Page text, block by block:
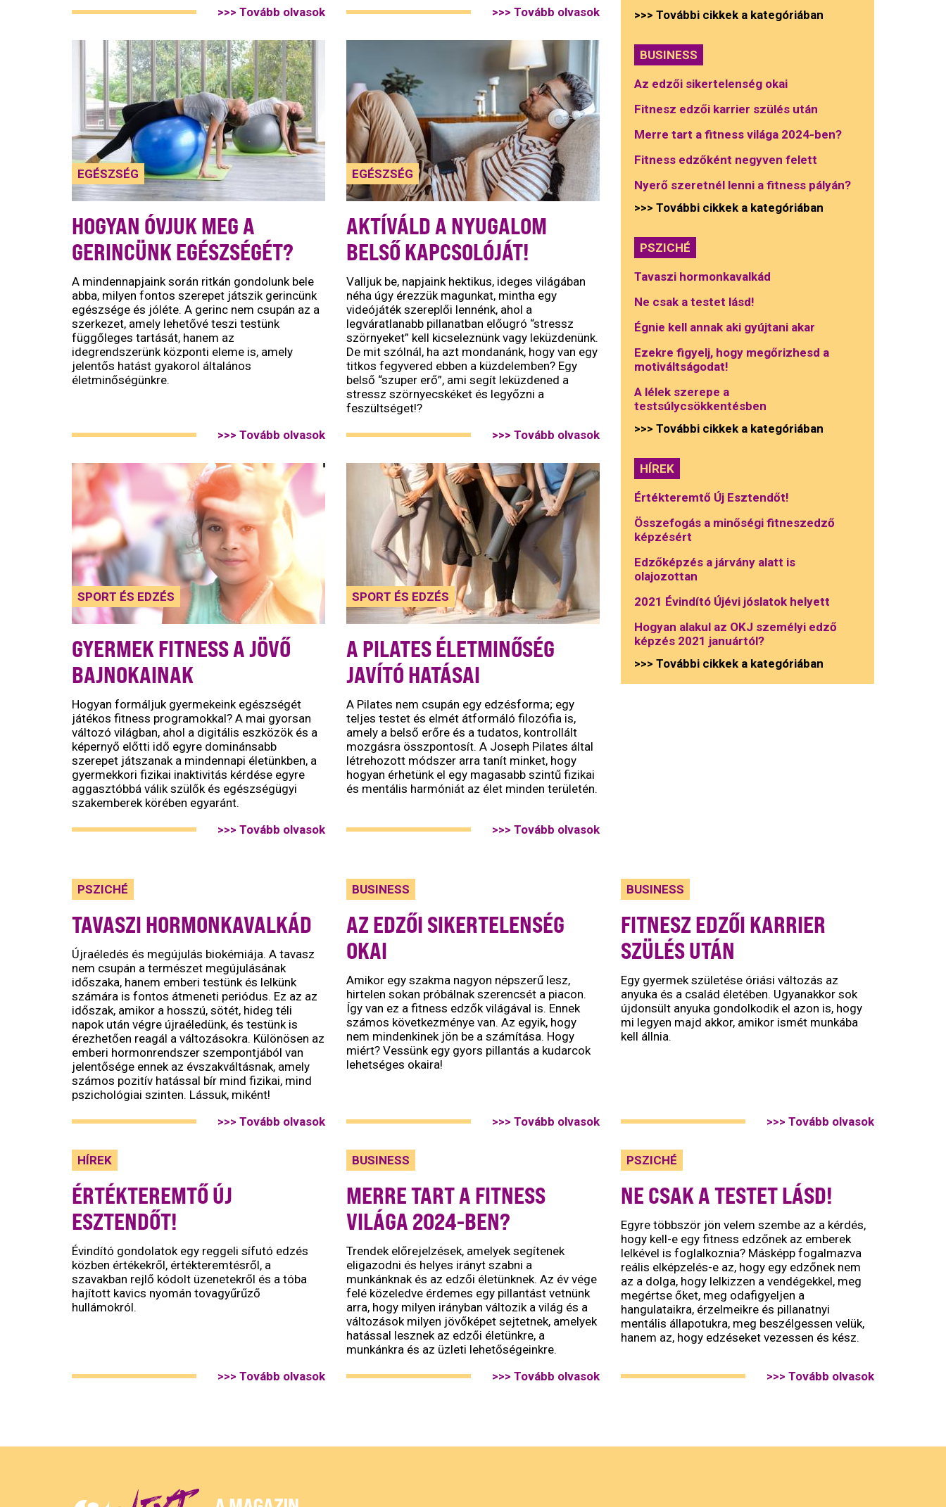
>>> Tovább olvasok
>>> Tovább olvasok
EGÉSZSÉG
HOGYAN ÓVJUK MEG A
GERINCÜNK EGÉSZSÉGÉT?
A mindennapjaink során ritkán gondolunk bele
abba, milyen fontos szerepet játszik gerincünk
egészsége és jóléte. A gerinc nem csupán az a
szerkezet, amely lehetővé teszi testünk
függőleges tartását, hanem az
idegrendszerünk központi eleme is, amely
jelentős hatást gyakorol általános
életminőségünkre.
>>> Tovább olvasok
EGÉSZSÉG
AKTÍVÁLD A NYUGALOM
BELSŐ KAPCSOLÓJÁT!
Valljuk be, napjaink hektikus, ideges világában
néha úgy érezzük magunkat, mintha egy
videójáték szereplői lennénk, ahol a
legváratlanabb pillanatban előugró “stressz
szörnyeket” kell kicseleznünk vagy leküzdenünk.
De mit szólnál, ha azt mondanánk, hogy van egy
titkos fegyvered ebben a küzdelemben? Egy
belső “szuper erő”, ami segít leküzdened a
stressz szörnyecskéket és legyőzni a
feszültséget!?
>>> Tovább olvasok
SPORT ÉS EDZÉS
GYERMEK FITNESS A JÖVŐ
BAJNOKAINAK
Hogyan formáljuk gyermekeink egészségét
játékos fitness programokkal? A mai gyorsan
változó világban, ahol a digitális eszközök és a
képernyő előtti idő egyre dominánsabb
szerepet játszanak a mindennapi életünkben, a
gyermekkori fizikai inaktivitás kérdése egyre
aggasztóbbá válik szülők és egészségügyi
szakemberek körében egyaránt.
>>> Tovább olvasok
SPORT ÉS EDZÉS
A PILATES ÉLETMINŐSÉG
JAVÍTÓ HATÁSAI
A Pilates nem csupán egy edzésforma; egy
teljes testet és elmét átformáló filozófia is,
amely a belső erőre és a tudatos, kontrollált
mozgásra összpontosít. A Joseph Pilates által
létrehozott módszer arra tanít minket, hogy
hogyan érhetünk el egy magasabb szintű fizikai
és mentális harmóniát az élet minden területén.
>>> Tovább olvasok
>>> További cikkek a kategóriában
BUSINESS
Az edzői sikertelenség okai
Fitnesz edzői karrier szülés után
Merre tart a fitness világa 2024-ben?
Fitness edzőként negyven felett
Nyerő szeretnél lenni a fitness pályán?
>>> További cikkek a kategóriában
PSZICHÉ
Tavaszi hormonkavalkád
Ne csak a testet lásd!
Égnie kell annak aki gyújtani akar
Ezekre figyelj, hogy megőrizhesd a
motiváltságodat!
A lélek szerepe a
testsúlycsökkentésben
>>> További cikkek a kategóriában
HÍREK
Értékteremtő Új Esztendőt!
Összefogás a minőségi fitneszedző
képzésért
Edzőképzés a járvány alatt is
olajozottan
2021 Évindító Újévi jóslatok helyett
Hogyan alakul az OKJ személyi edző
képzés 2021 januártól?
>>> További cikkek a kategóriában
PSZICHÉ
TAVASZI HORMONKAVALKÁD
Újraéledés és megújulás biokémiája. A tavasz
nem csupán a természet megújulásának
időszaka, hanem emberi testünk és lelkünk
számára is fontos átmeneti periódus. Ez az az
időszak, amikor a hosszú, sötét, hideg téli
napok után végre újraéledünk, és testünk is
érezhetően reagál a változásokra. Különösen az
emberi hormonrendszer szempontjából van
jelentősége ennek az évszakváltásnak, amely
számos pozitív hatással bír mind fizikai, mind
pszichológiai szinten. Lássuk, miként!
>>> Tovább olvasok
BUSINESS
AZ EDZŐI SIKERTELENSÉG
OKAI
Amikor egy szakma nagyon népszerű lesz,
hirtelen sokan próbálnak szerencsét a piacon.
Így van ez a fitness edzők világával is. Ennek
számos következménye van. Az egyik, hogy
nem mindenkinek jön be a számítása. Hogy
miért? Vessünk egy gyors pillantás a kudarcok
lehetséges okaira!
>>> Tovább olvasok
BUSINESS
FITNESZ EDZŐI KARRIER
SZÜLÉS UTÁN
Egy gyermek születése óriási változás az
anyuka és a család életében. Ugyanakkor sok
újdonsült anyuka gondolkodik el azon is, hogy
mi legyen majd akkor, amikor ismét munkába
kell állnia.
>>> Tovább olvasok
HÍREK
ÉRTÉKTEREMTŐ ÚJ
ESZTENDŐT!
Évindító gondolatok egy reggeli sífutó edzés
közben értékekről, értékteremtésről, a
szavakban rejlő kódolt üzenetekről és a tóba
hajított kavics nyomán tovagyűrűző
hullámokról.
>>> Tovább olvasok
BUSINESS
MERRE TART A FITNESS
VILÁGA 2024-BEN?
Trendek előrejelzések, amelyek segítenek
eligazodni és helyes irányt szabni a
munkánknak és az edzői életünknek. Az év vége
felé közeledve érdemes egy pillantást vetnünk
arra, hogy milyen irányban változik a világ és a
változások milyen jövőképet sejtetnek, amelyek
hatással lesznek az edzői életünkre, a
munkánkra és az üzleti lehetőségeinkre.
>>> Tovább olvasok
PSZICHÉ
NE CSAK A TESTET LÁSD!
Egyre többször jön velem szembe az a kérdés,
hogy kell-e egy fitness edzőnek az emberek
lelkével is foglalkoznia? Másképp fogalmazva
reális elképzelés-e az, hogy egy edzőnek nem
az a dolga, hogy lelkizzen a vendégekkel, meg
megértse őket, meg odafigyeljen a
hangulataikra, érzelmeikre és pillanatnyi
mentális állapotukra, meg beszélgessen velük,
hanem az, hogy edzéseket vezessen és kész.
>>> Tovább olvasok